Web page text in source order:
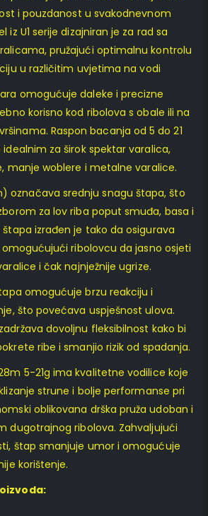
i pouzdanost u svakodnevnom
iz U1 serije dizajniran je za rad sa
pružajući optimalnu kontrolu
u različitim uvjetima na vodi
omogućuje daleke i precizne
korisno kod ribolova s obale ili na
Raspon bacanja od 5 do 21
za širok spektar varalica,
manje woblere i metalne varalice.
označava srednju snagu štapa, što
za lov riba poput smuđa, basa i
štapa izrađen je tako da osigurava
ribolovcu da jasno osjeti
i čak najnježnije ugrize.
omogućuje brzu reakciju i
što povećava uspješnost ulova.
dovoljnu fleksibilnost kako bi
ribe i smanjio rizik od spadanja.
5-21g ima kvalitetne vodilice koje
strune i bolje performanse pri
oblikovana drška pruža udoban i
dugotrajnog ribolova. Zahvaljujući
štap smanjuje umor i omogućuje
korištenje.